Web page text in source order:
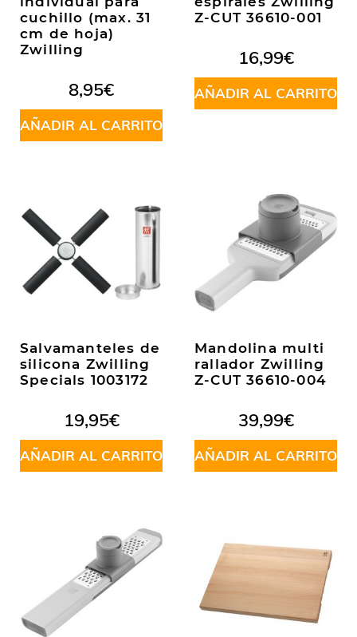
cuchillo (max. 31
cm de hoja)
Zwilling
8,95€
AÑADIR AL CARRITO
Z-CUT 36610-001
16,99€
AÑADIR AL CARRITO
Salvamanteles de
silicona Zwilling
Specials 1003172
19,95€
AÑADIR AL CARRITO
Mandolina multi
rallador Zwilling
Z-CUT 36610-004
39,99€
AÑADIR AL CARRITO